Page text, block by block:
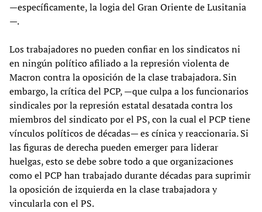
—específicamente, la logia del Gran Oriente de Lusitania
—.
Los trabajadores no pueden confiar en los sindicatos ni
en ningún político afiliado a la represión violenta de
Macron contra la oposición de la clase trabajadora. Sin
embargo, la crítica del PCP, —que culpa a los funcionarios
sindicales por la represión estatal desatada contra los
miembros del sindicato por el PS, con la cual el PCP tiene
vínculos políticos de décadas— es cínica y reaccionaria. Si
las figuras de derecha pueden emerger para liderar
huelgas, esto se debe sobre todo a que organizaciones
como el PCP han trabajado durante décadas para suprimir
la oposición de izquierda en la clase trabajadora y
vincularla con el PS.